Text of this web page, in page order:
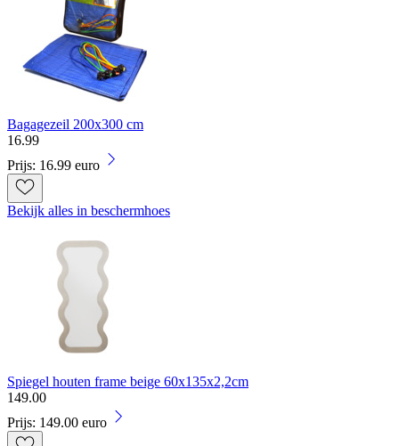
Bagagezeil 200x300 cm
16.99
Prijs: 16.99 euro
Bekijk alles in beschermhoes
Spiegel houten frame beige 60x135x2,2cm
149.00
Prijs: 149.00 euro